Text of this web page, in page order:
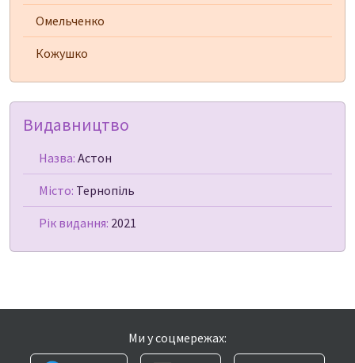
Омельченко
Кожушко
Видавництво
Назва: Астон
Місто: Тернопіль
Рік видання: 2021
Ми у соцмережах: